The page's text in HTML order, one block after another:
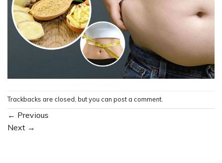
Trackbacks are closed, but you can post a comment
← Previous
Next →